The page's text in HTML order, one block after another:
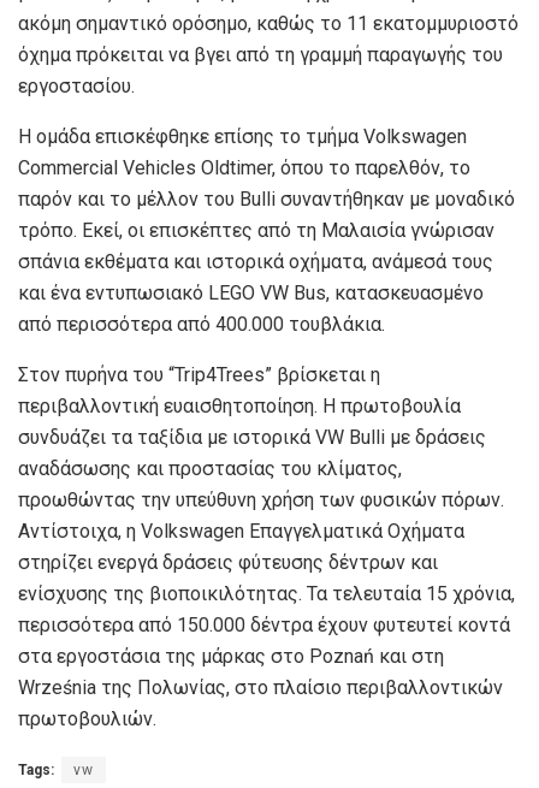
ακόμη σημαντικό ορόσημο, καθώς το 11 εκατομμυριοστό
όχημα πρόκειται να βγει από τη γραμμή παραγωγής του
εργοστασίου.
Η ομάδα επισκέφθηκε επίσης το τμήμα Volkswagen
Commercial Vehicles Oldtimer, όπου το παρελθόν, το
παρόν και το μέλλον του Bulli συναντήθηκαν με μοναδικό
τρόπο. Εκεί, οι επισκέπτες από τη Μαλαισία γνώρισαν
σπάνια εκθέματα και ιστορικά οχήματα, ανάμεσά τους
και ένα εντυπωσιακό LEGO VW Bus, κατασκευασμένο
από περισσότερα από 400.000 τουβλάκια.
Στον πυρήνα του “Trip4Trees” βρίσκεται η
περιβαλλοντική ευαισθητοποίηση. Η πρωτοβουλία
συνδυάζει τα ταξίδια με ιστορικά VW Bulli με δράσεις
αναδάσωσης και προστασίας του κλίματος,
προωθώντας την υπεύθυνη χρήση των φυσικών πόρων.
Αντίστοιχα, η Volkswagen Επαγγελματικά Οχήματα
στηρίζει ενεργά δράσεις φύτευσης δέντρων και
ενίσχυσης της βιοποικιλότητας. Τα τελευταία 15 χρόνια,
περισσότερα από 150.000 δέντρα έχουν φυτευτεί κοντά
στα εργοστάσια της μάρκας στο Poznań και στη
Września της Πολωνίας, στο πλαίσιο περιβαλλοντικών
πρωτοβουλιών.
Tags: vw